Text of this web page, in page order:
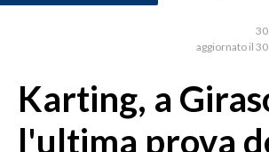
MEDIO CAMPIDANO
ORISTANO E PROVINCIA
SASSARI E PROVINCIA
aggiornato il
Karting, a
l'ultima prova